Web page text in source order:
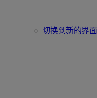
切换到新的界面